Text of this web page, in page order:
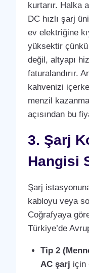
kurtarır. Halka
DC hızlı şarj
ev elektriğine
yüksektir
değil, altyapı
faturalandırır.
kahvenizi
menzil
açısından bu
3. Şarj
Hangisi
Şarj
kabloyu veya
Coğrafyaya
Türkiye’de
Tip 2
AC şarj için